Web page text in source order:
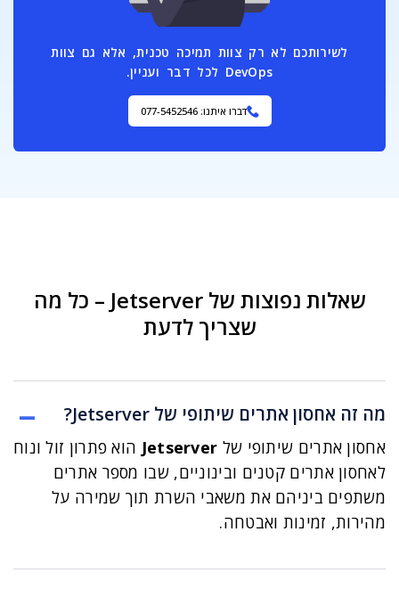
לשירותכם לא רק צוות תמיכה טכנית, אלא גם צוות
DevOps לכל דבר ועניין.
דברו איתנו: 077-5452546
שאלות נפוצות של Jetserver – כל מה
שצריך לדעת
מה זה אחסון אתרים שיתופי של Jetserver?
אחסון אתרים שיתופי של Jetserver הוא פתרון זול ונוח
לאחסון אתרים קטנים ובינוניים, שבו מספר אתרים
משתפים ביניהם את משאבי השרת תוך שמירה על
מהירות, זמינות ואבטחה.